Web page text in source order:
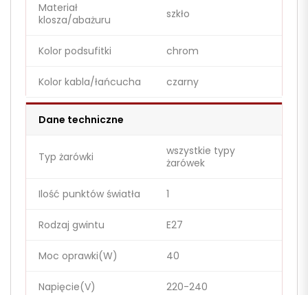
Materiał
klosza/abażuru
szkło
Kolor podsufitki chrom
Kolor kabla/łańcucha czarny
Dane techniczne
Typ żarówki
wszystkie typy
żarówek
Ilość punktów światła 1
Rodzaj gwintu E27
Moc oprawki(W) 40
Napięcie(V) 220-240